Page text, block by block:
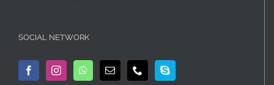
SOCIAL NETWORK